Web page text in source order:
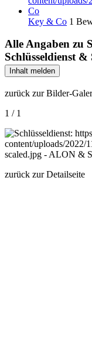
Key & Co 1
Alle Angaben zu
Schlüsseldienst
Inhalt melden
zurück zur Bilder-
1 / 1
zurück zur Detailseite